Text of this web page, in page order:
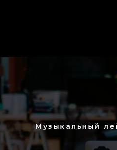
Музыкальный